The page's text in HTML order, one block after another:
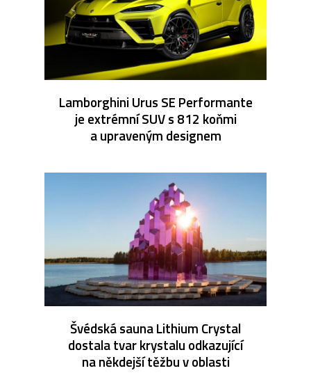
Lamborghini Urus SE Performante
je extrémní SUV s 812 koňmi
a upraveným designem
Švédská sauna Lithium Crystal
dostala tvar krystalu odkazující
na někdejší těžbu v oblasti